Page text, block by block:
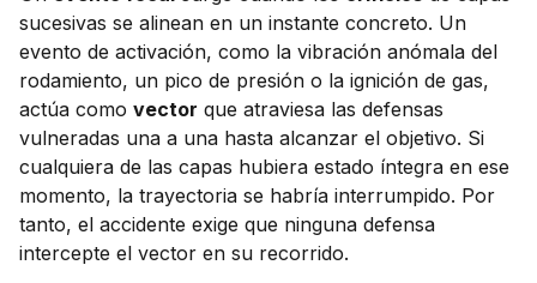
sucesivas se alinean en un instante concreto. Un
evento de activación, como la vibración anómala del
rodamiento, un pico de presión o la ignición de gas,
actúa como vector que atraviesa las defensas
vulneradas una a una hasta alcanzar el objetivo. Si
cualquiera de las capas hubiera estado íntegra en ese
momento, la trayectoria se habría interrumpido. Por
tanto, el accidente exige que ninguna defensa
intercepte el vector en su recorrido.